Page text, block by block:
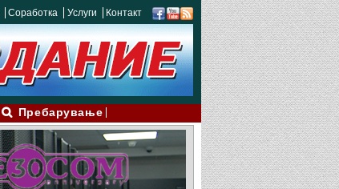
Соработка Услуги Контакт
Пребарување